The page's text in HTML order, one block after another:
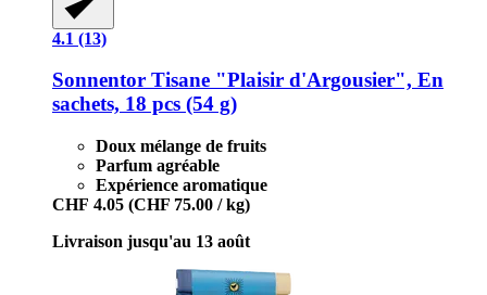
4.1 (13)
Sonnentor Tisane "Plaisir d'Argousier", En
sachets, 18 pcs (54 g)
Doux mélange de fruits
Parfum agréable
Expérience aromatique
CHF 4.05 (CHF 75.00 / kg)
Livraison jusqu'au 13 août